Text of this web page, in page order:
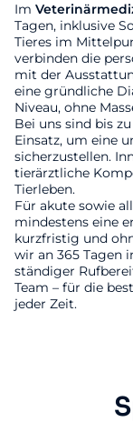
Im
Tagen, inklusive
Tieres im
verbinden die
mit der
eine gründliche
Niveau, ohne
Bei uns sind bis
Einsatz, um eine
sicherzustellen.
tierärztliche
Tierleben.
Für akute sowie
mindestens eine
kurzfristig und
wir an 365 Tagen
ständiger
Team – für die
jeder Zeit.